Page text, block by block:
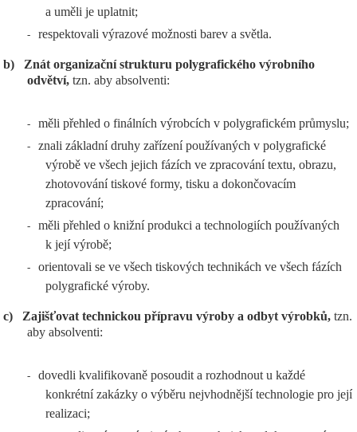
a uměli je uplatnit;
- respektovali výrazové možnosti barev a světla.
b)
Znát organizační strukturu polygrafického výrobního
odvětví, tzn. aby absolventi:
- měli přehled o finálních výrobcích v polygrafickém průmyslu;
-
znali základní druhy zařízení používaných v polygrafické
výrobě ve všech jejich fázích ve zpracování textu, obrazu,
zhotovování tiskové formy, tisku a dokončovacím
zpracování;
-
měli přehled o knižní produkci a technologiích používaných
k její výrobě;
-
orientovali se ve všech tiskových technikách ve všech fázích
polygrafické výroby.
c) Zajišťovat technickou přípravu výroby a odbyt výrobků, tzn.
aby absolventi:
-
dovedli kvalifikovaně posoudit a rozhodnout u každé
konkrétní zakázky o výběru nejvhodnější technologie pro její
realizaci;